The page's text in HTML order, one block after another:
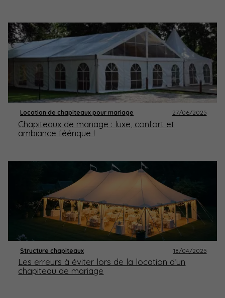
Location de chapiteaux pour mariage 27/06/2025
Chapiteaux de mariage : luxe, confort et
ambiance féérique !
Structure chapiteaux 18/04/2025
Les erreurs à éviter lors de la location d’un
chapiteau de mariage